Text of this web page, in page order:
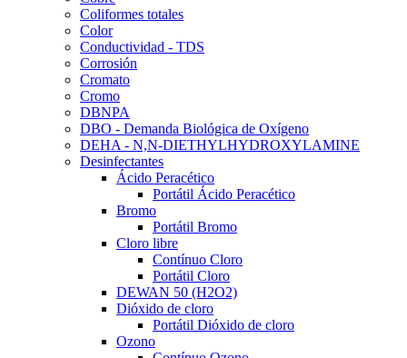
Coliformes totales
Color
Conductividad - TDS
Corrosión
Cromato
Cromo
DBNPA
DBO - Demanda Biológica de Oxígeno
DEHA - N,N-DIETHYLHYDROXYLAMINE
Desinfectantes
Ácido Peracético
Portátil Ácido Peracético
Bromo
Portátil Bromo
Cloro libre
Contínuo Cloro
Portátil Cloro
DEWAN 50 (H2O2)
Dióxido de cloro
Portátil Dióxido de cloro
Ozono